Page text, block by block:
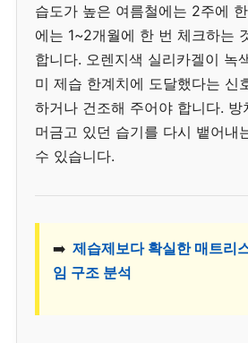
습도가 높은 여름철에는 2주에
에는 1~2개월에 한 번 체크하는
합니다. 오렌지색 실리카겔이 녹
미 제습 한계치에 도달했다는 신
하거나 건조해 주어야 합니다. 방
머금고 있던 습기를 다시 뱉어내
수 있습니다.
➡️ 제습제보다 확실한 매트리
임 구조 분석